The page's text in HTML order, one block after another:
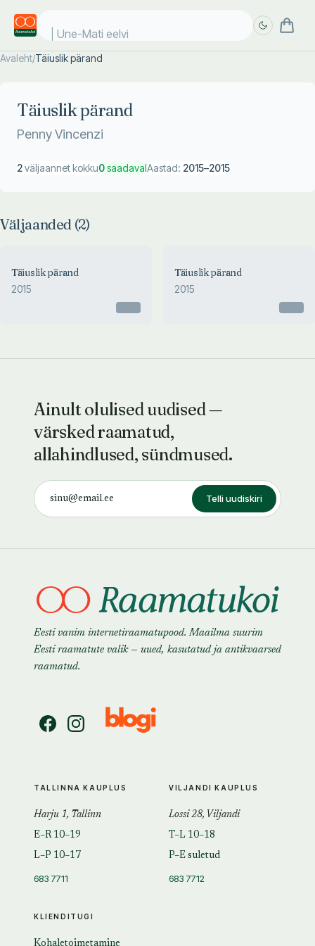
Une-Mati eelvii
Avaleht/Täiuslik pärand
Täiuslik pärand
Penny Vincenzi
2väljaannet kokku0saadavalAastad: 2015–2015
Väljaanded (2)
Täiuslik pärand
2015
Täiuslik pärand
2015
Ainult olulised uudised —
värsked raamatud,
allahindlused, sündmused.
Telli uudiskiri
Eesti vanim internetiraamatupood. Maailma suurim
Eesti raamatute valik — uued, kasutatud ja antikvaarsed
raamatud.
KLIENDITUGI
TALLINNA KAUPLUS
Harju 1, Tallinn
E–R 10–19
L–P 10–17
683 7711
VILJANDI KAUPLUS
Lossi 28, Viljandi
T–L 10–18
P–E suletud
683 7712